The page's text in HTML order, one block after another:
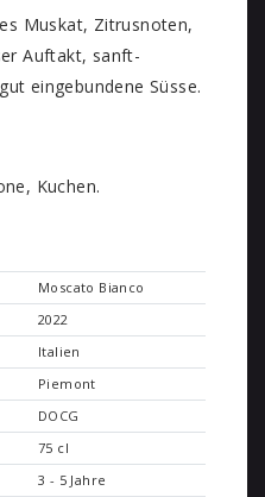
Muskat, Zitrusnoten,
Auftakt, sanft-
eingebundene Süsse.
Kuchen.
Moscato Bianco
2022
Italien
Piemont
DOCG
75 cl
3 - 5 Jahre